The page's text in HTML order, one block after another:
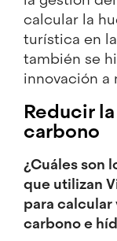
calcular la
turística en
también se
innovación a
Reducir
carbono
¿Cuáles son
que utilizan
para
carbono e